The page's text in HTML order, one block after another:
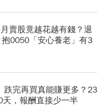
賣股竟越花越有錢？退
0050「安心養老」有3
跌完再買真能賺更多？23
，報酬直接少一半